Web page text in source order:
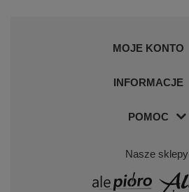
MOJE KONTO
INFORMACJE
POMOC
Nasze sklepy